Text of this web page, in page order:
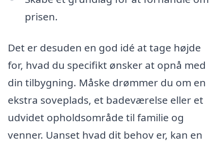
prisen.
Det er desuden en god idé at tage højde
for, hvad du specifikt ønsker at opnå med
din tilbygning. Måske drømmer du om en
ekstra soveplads, et badeværelse eller et
udvidet opholdsområde til familie og
venner. Uanset hvad dit behov er, kan en